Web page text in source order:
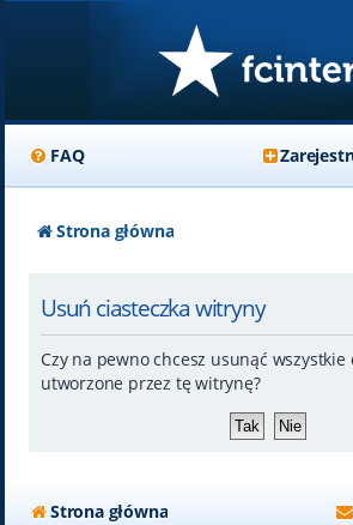
FAQ
Strona główna
Usuń ciasteczka witryny
Czy na pewno chcesz usunąć wszystkie
utworzone przez tę witrynę?
Strona główna